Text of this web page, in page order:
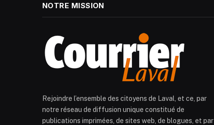
NOTRE MISSION
Rejoindre l’ensemble des citoyens de Laval, et ce, par
notre réseau de diffusion unique constitué de
publications imprimées, de sites web, de blogues, et par